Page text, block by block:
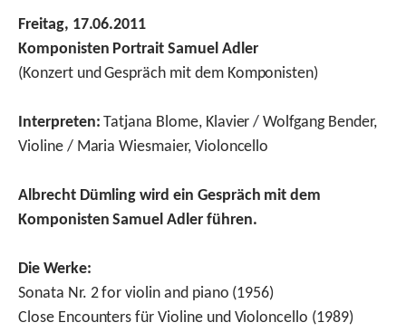
Freitag, 17.06.2011
Komponisten Portrait Samuel Adler
(Konzert und Gespräch mit dem Komponisten)
Interpreten: Tatjana Blome, Klavier / Wolfgang Bender,
Violine / Maria Wiesmaier, Violoncello
Albrecht Dümling wird ein Gespräch mit dem
Komponisten Samuel Adler führen.
Die Werke:
Sonata Nr. 2 for violin and piano (1956)
Close Encounters für Violine und Violoncello (1989)